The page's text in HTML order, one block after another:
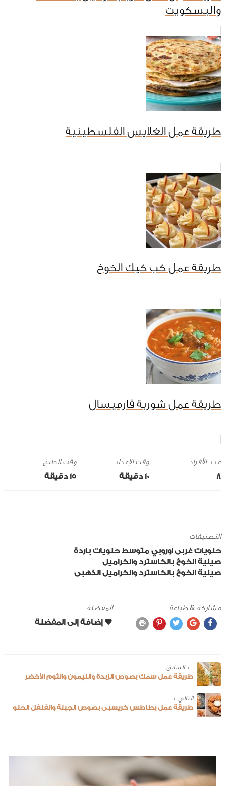
والبسكويت
طريقة عمل الغلايس الفلسطينية
طريقة عمل كب كيك الخوخ
طريقة عمل شوربة فارميسال
8
وقت الإعداد
10 ‎دقيقة
وقت الطبخ
15 ‎دقيقة
التصنيفات
حلويات غربى اوروبي متوسط حلويات باردة
صينية الخوخ بالكاسترد والكراميل
صينية الخوخ بالكاسترد والكراميل الذهبى
مشاركة & طباعة المفضلة
← ‎السابق
طريقة عمل سمك بصوص الزبدة والليمون والثوم الأخضر
طريقة عمل بطاطس كريسبى بصوص الجبنة والفلفل الحلو